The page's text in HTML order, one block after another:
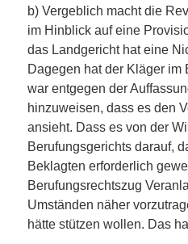
b) Vergeblich macht die
im Hinblick auf eine
das Landgericht hat eine
Dagegen hat der Kläger im
war entgegen der
hinzuweisen, dass es den
ansieht. Dass es von der
Berufungsgerichts darauf,
Beklagten erforderlich
Berufungsrechtszug
Umständen näher
hätte stützen wollen. Das